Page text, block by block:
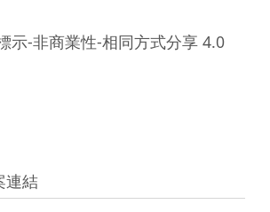
示-非商業性-相同方式分享 4.0
連結